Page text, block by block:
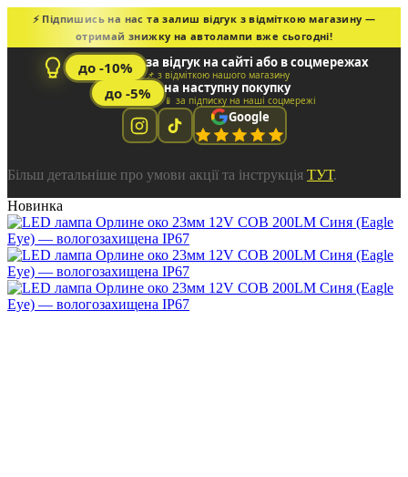
⚡ Підпишись на нас та залиш відгук з відміткою магазину —
отримай знижку на автолампи вже сьогодні!
до -10% за відгук на сайті або в соцмережах
📌 з відміткою нашого магазину
до -5% на наступну покупку
📱 за підписку на наші соцмережі
Google
Більш детальніше про умови акції та інструкція ТУТ.
Новинка